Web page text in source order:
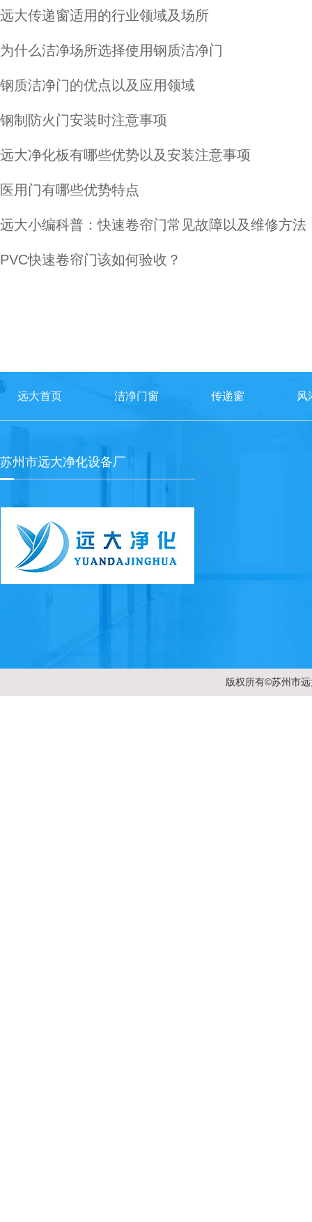
远大传递窗适用的行业领域及场所
为什么洁净场所选择使用钢质洁净门
钢质洁净门的优点以及应用领域
钢制防火门安装时注意事项
远大净化板有哪些优势以及安装注意事项
医用门有哪些优势特点
远大小编科普：快速卷帘门常见故障以及维修方法
PVC快速卷帘门该如何验收？
远大首页 洁净门窗 传递窗 风
苏州市远大净化设备厂
版权所有©苏州市